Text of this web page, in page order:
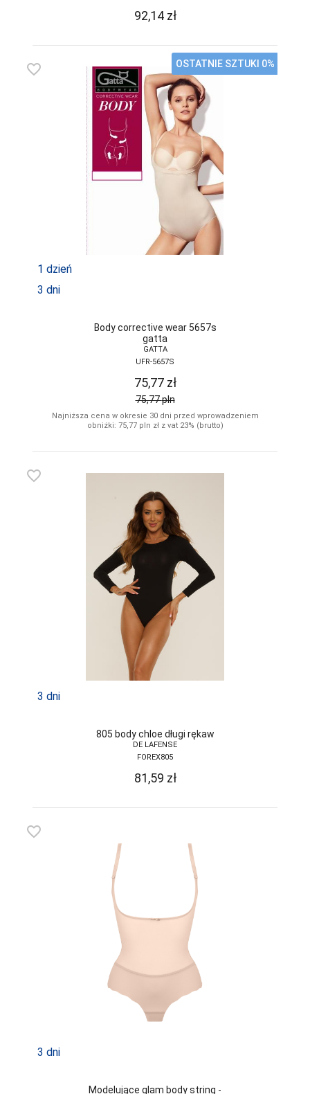
WADIMA
WOLBAR
YO
ZALEWSKI
ZENIT
92,14 zł
favorite_border OSTATNIE SZTUKI 0%
1 dzień
3 dni
Body corrective wear 5657s
gatta
GATTA
UFR-5657S
75,77 zł
75,77pln
Najniższa cena w okresie 30 dni przed wprowadzeniem
obniżki: 75,77 pln zł z vat 23% (brutto)
favorite_border
3 dni
805 body chloe długi rękaw
DE LAFENSE
FOREX805
81,59 zł
favorite_border
3 dni
Modelujące glam body string -